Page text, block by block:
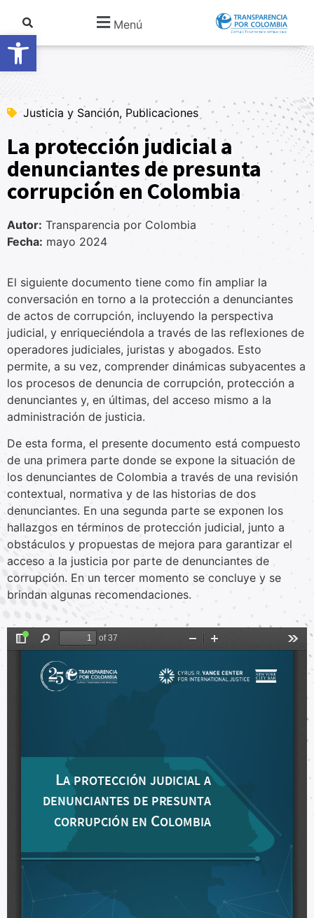
Abrir barra de herramientas
Menú
Justicia y Sanción, Publicaciones
La protección judicial a
denunciantes de presunta
corrupción en Colombia
Autor: Transparencia por Colombia
Fecha: mayo 2024
El siguiente documento tiene como fin ampliar la
conversación en torno a la protección a denunciantes
de actos de corrupción, incluyendo la perspectiva
judicial, y enriqueciéndola a través de las reflexiones de
operadores judiciales, juristas y abogados. Esto
permite, a su vez, comprender dinámicas subyacentes a
los procesos de denuncia de corrupción, protección a
denunciantes y, en últimas, del acceso mismo a la
administración de justicia.
De esta forma, el presente documento está compuesto
de una primera parte donde se expone la situación de
los denunciantes de Colombia a través de una revisión
contextual, normativa y de las historias de dos
denunciantes. En una segunda parte se exponen los
hallazgos en términos de protección judicial, junto a
obstáculos y propuestas de mejora para garantizar el
acceso a la justicia por parte de denunciantes de
corrupción. En un tercer momento se concluye y se
brindan algunas recomendaciones.